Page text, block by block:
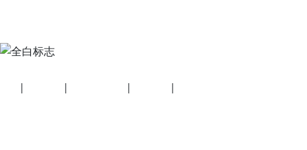
| | | |